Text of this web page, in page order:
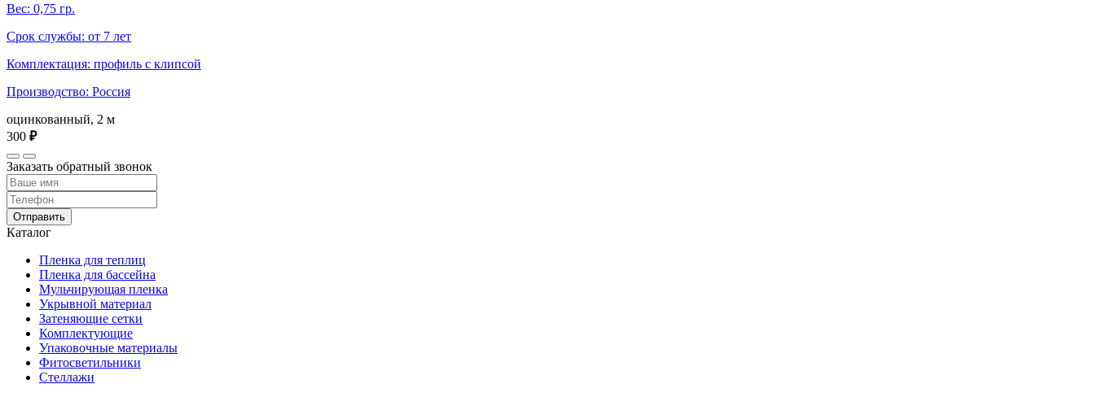
Вес: 0,75 гр.
Срок службы: от 7 лет
Комплектация: профиль с клипсой
Производство: Россия
оцинкованный, 2 м
300 ₽
Заказать обратный звонок
Отправить
Каталог
Пленка для теплиц
Пленка для бассейна
Мульчирующая пленка
Укрывной материал
Затеняющие сетки
Комплектующие
Упаковочные материалы
Фитосветильники
Стеллажи